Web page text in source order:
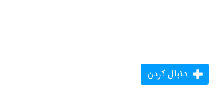
دنبال کردن